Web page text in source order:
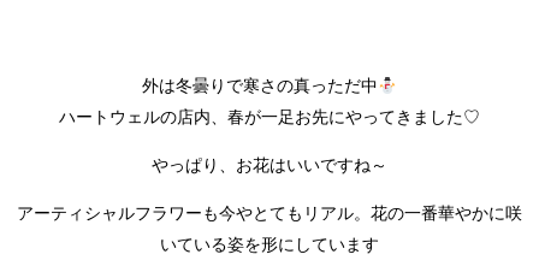
外は冬曇りで寒さの真っただ中
ハートウェルの店内、春が一足お先にやってきました♡
やっぱり、お花はいいですね～
アーティシャルフラワーも今やとてもリアル。花の一番華やかに咲
いている姿を形にしています